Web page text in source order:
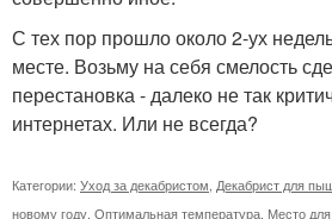
С тех пор прошло около 2-ух
месте. Возьму на себя смелость
перестановка - далеко не так
интернетах. Или не всегда?
Категории: Уход за декабристом Декабрист для
новому году Оптимальная температура Место